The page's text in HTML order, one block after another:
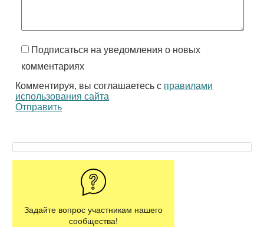
Подписаться на уведомления о новых
комментариях
Комментируя, вы соглашаетесь с правилами
использования сайта
Отправить
Задайте вопрос участникам нашего
сообщества!